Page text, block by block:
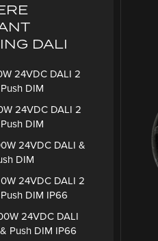
DALI
24VDC DALI 2
DIM
24VDC DALI 2
DIM
24VDC DALI &
DIM
24VDC DALI 2
DIM IP66
24VDC DALI
Push DIM IP66